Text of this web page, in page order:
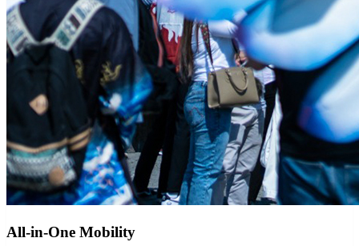
All-in-One Mobility